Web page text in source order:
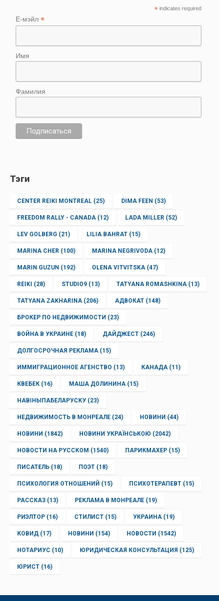
* indicates required
Е-мэйл*
Имя
Фамилия
Тэги
CENTER REIKI MONTREAL (25) DIMA FEEN (53)
FREEDOM RALLY - CANADA (12) LADA MILLER (52)
LEV GOLBERG (21) LILIA BAHRAT (15)
MARINA CHER (100) MARINA NEGRIVODA (12)
MARIN GUZUN (192) OLENA VITVITSKA (47)
REIKI (28) STUDIO9 (13) TATYANA ROMASHKINA (13)
TATYANA ZAKHARINA (206) АДВОКАТ (148)
БРОКЕР ПО НЕДВИЖИМОСТИ (23)
ВОЙНА В УКРАИНЕ (18) ДАЙДЖЕСТ (246)
ДОЛГОСРОЧНАЯ РЕКЛАМА (15)
ИММИГРАЦИОННОЕ АГЕНСТВО (13) КАНАДА (11)
КВЕБЕК (16) МАША ДОЛИНИНА (15)
НАВІНЫПАБЕЛАРУСКУ (23)
НЕДВИЖИМОСТЬ В МОНРЕАЛЕ (24) НОВИНИ (44)
НОВИНИ (1842) НОВИНИ УКРАЇНСЬКОЮ (2042)
НОВОСТИ НА РУССКОМ (1540) ПАРИКМАХЕР (15)
ПИСАТЕЛЬ (18) ПОЭТ (18)
ПСИХОЛОГИЯ ОТНОШЕНИЙ (15) ПСИХОТЕРАПЕВТ (15)
РАССКАЗ (13) РЕКЛАМА В МОНРЕАЛЕ (19)
РИЭЛТОР (16) СТИЛИСТ (15) УКРАИНА (19)
КОВИД (17) НОВИНИ (154) НОВОСТИ (1542)
НОТАРИУС (10) ЮРИДИЧЕСКАЯ КОНСУЛЬТАЦИЯ (125)
ЮРИСТ (16)